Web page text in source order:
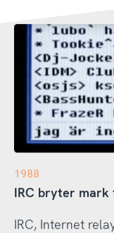
1988
IRC bryter
IRC, Internet